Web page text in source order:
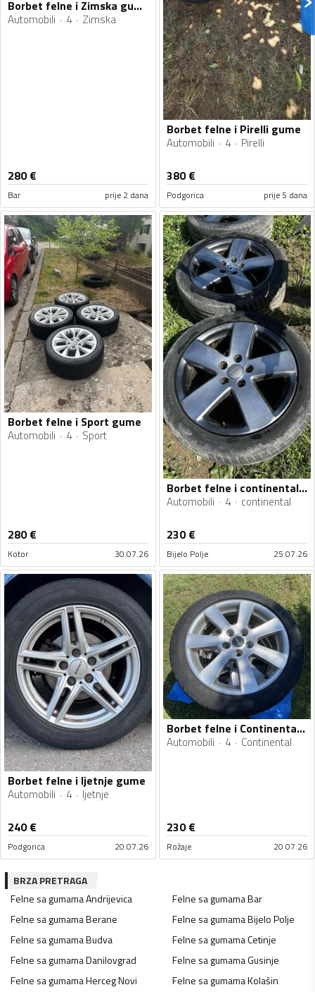
Borbet felne i Zimska gume
Automobili 4 Zimska
280€
Bar prije 2 dana
Borbet felne i Pirelli gume
Automobili 4 Pirelli
380€
Podgorica prije 5 dana
Borbet felne i Sport gume
Automobili 4 Sport
280€
Kotor 30.07.26
Borbet felne i continental gume
Automobili 4 continental
230€
Bijelo Polje 25.07.26
Borbet felne i ljetnje gume
Automobili 4 ljetnje
240€
Podgorica 20.07.26
Borbet felne i Continental gume
Automobili 4 Continental
230€
Rožaje 20.07.26
BRZA PRETRAGA
Felne sa gumamaAndrijevica Felne sa gumamaBar
Felne sa gumamaBerane Felne sa gumamaBijelo Polje
Felne sa gumamaBudva Felne sa gumamaCetinje
Felne sa gumamaDanilovgrad Felne sa gumamaGusinje
Felne sa gumamaHerceg Novi Felne sa gumamaKolašin